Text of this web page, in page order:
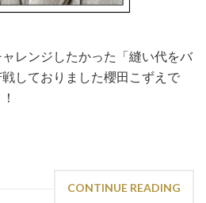
レンジしたかった「縫い代をバ
しておりました櫻田こずえで
CONTINUE READING